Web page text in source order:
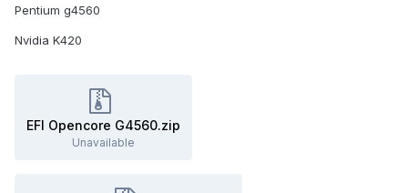
Pentium g4560
Nvidia K420
EFI Opencore G4560.zip
Unavailable